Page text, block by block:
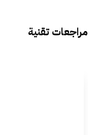
مراجعات تقنية